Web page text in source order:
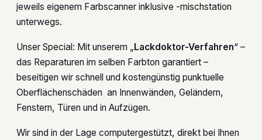
jeweils eigenem Farbscanner inklusive -mischstation
unterwegs.
Unser Special: Mit unserem „Lackdoktor-Verfahren“ –
das Reparaturen im selben Farbton garantiert –
beseitigen wir schnell und kostengünstig punktuelle
Oberflächenschäden an Innenwänden, Geländern,
Fenstern, Türen und in Aufzügen.
Wir sind in der Lage computergestützt, direkt bei Ihnen